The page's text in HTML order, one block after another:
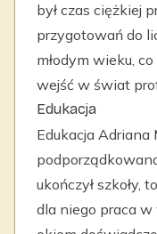
był czas ciężkiej
przygotowań do
młodym wieku,
wejść w świat
Edukacja
Edukacja Adriana
ukończył szkoły,
dla niego praca w